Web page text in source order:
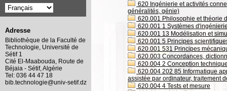
620 Ingénierie et activités
généralités, génie)
620.001 Philosophie et théorie
620.001 1 Systèmes
620.001 13 Modélisation et
620.001 5 Principes
620.001 531 Principes
620.003 Concordances,
620.004 2 Conception
620.004 202 85 Informatique
assistée par ordinateur, traitement
620.004 4 Tests et mesure
Adresse
Bibliothèque de la Faculté de
Technologie, Université de
Sétif 1
Cité El-Maabouda, Route de
Béjaia - Sétif, Algérie
Tel: 036 44 47 18
bib.technologie@univ-setif.dz